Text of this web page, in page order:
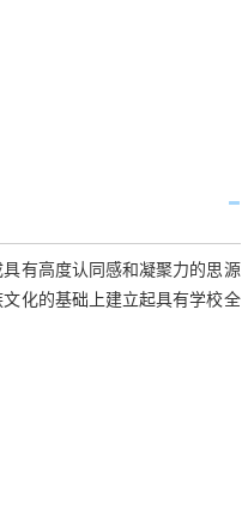
有高度认同感和凝聚力的思源
化的基础上建立起具有学校全